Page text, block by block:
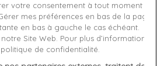
du produit Fabriquant
sublimeront vostenues
votre consentement à tout moment
mes préférences en bas de la page
en bas à gauche le cas échéant.
Site Web. Pour plus d’informations,
de confidentialité.